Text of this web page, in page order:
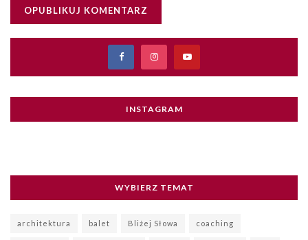
INSTAGRAM
WYBIERZ TEMAT
architektura balet Bliżej Słowa coaching